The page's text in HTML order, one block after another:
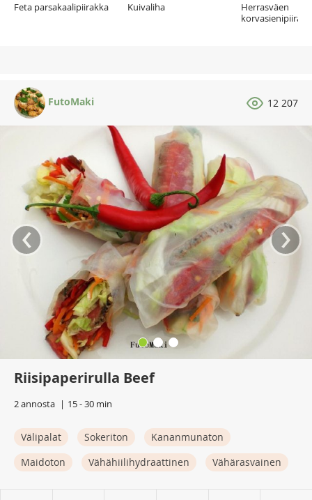
Feta parsakaalipiirakka Kuivaliha
Herrasväen
FutoMaki 12 207
‹ ›
Riisipaperirulla Beef
2 annosta 15 - 30 min
Välipalat Sokeriton
Kananmunaton
Maidoton
Vähähiilihydraattinen Vähärasvainen